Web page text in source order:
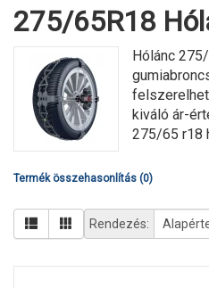
275/65R18
Hólánc
kiváló ár-
275/65 r18
Termék összehasonlítás (0)
Rendezés: